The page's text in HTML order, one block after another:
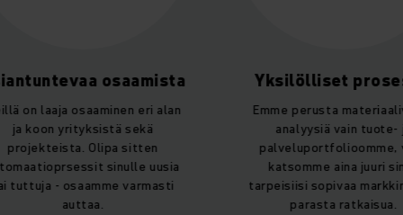
Yksilölliset prosessit
Emme perusta materiaalivirta-
analyysiä vain tuote- ja
palveluportfolioomme, vaan
katsomme aina juuri sinun
tarpeisiisi sopivaa markkinoiden
parasta ratkaisua.
Ei
Et sitoudu
pyytäisit meiltä
analyysiä.
analyysimme
sisälogistiikan